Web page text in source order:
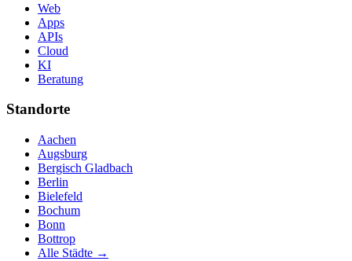
Web
Apps
APIs
Cloud
KI
Beratung
Standorte
Aachen
Augsburg
Bergisch Gladbach
Berlin
Bielefeld
Bochum
Bonn
Bottrop
Alle Städte →